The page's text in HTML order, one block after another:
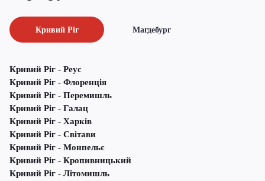
Кривий Ріг Магдебург
Кривий Ріг - Реус
Кривий Ріг - Флоренція
Кривий Ріг - Перемишль
Кривий Ріг - Галац
Кривий Ріг - Харків
Кривий Ріг - Світави
Кривий Ріг - Монпельє
Кривий Ріг - Кропивницький
Кривий Ріг - Літомишль